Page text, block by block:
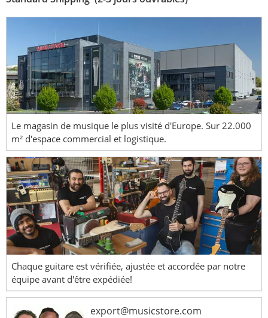
Le magasin de musique le plus visité d'Europe. Sur 22.000
m² d'espace commercial et logistique.
Chaque guitare est vérifiée, ajustée et accordée par notre
équipe avant d'être expédiée!
export@musicstore.com